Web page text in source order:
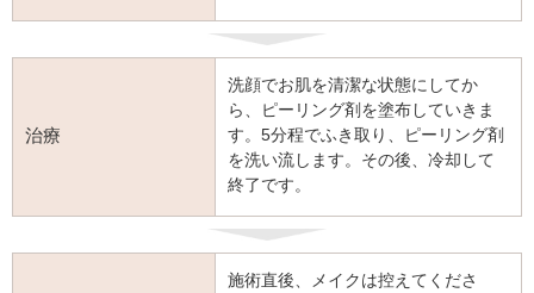
治療
洗顔でお肌を清潔な状態にしてか
ら、ピーリング剤を塗布していきま
す。5分程でふき取り、ピーリング剤
を洗い流します。その後、冷却して
終了です。
施術直後、メイクは控えてくださ